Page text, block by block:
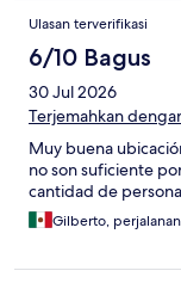
Ulasan terverifikasi
6/10 Bagus
30 Jul 2026
Terjemahkan
Muy buena
no son suficiente
cantidad de
Gilberto,